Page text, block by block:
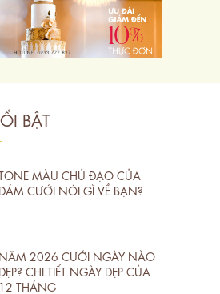
BẬT
MÀU CHỦ ĐẠO CỦA
CƯỚI NÓI GÌ VỀ BẠN?
NĂM 2026 CƯỚI NGÀY NÀO
CHI TIẾT NGÀY ĐẸP CỦA
12 THÁNG